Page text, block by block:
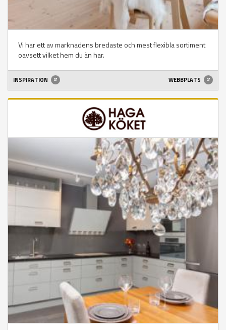
Vi har ett av marknadens bredaste och mest flexibla sortiment
oavsett vilket hem du än har.
INSPIRATION WEBBPLATS